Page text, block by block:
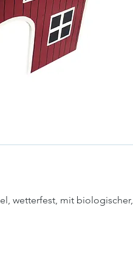
wetterfest, mit biologischer,